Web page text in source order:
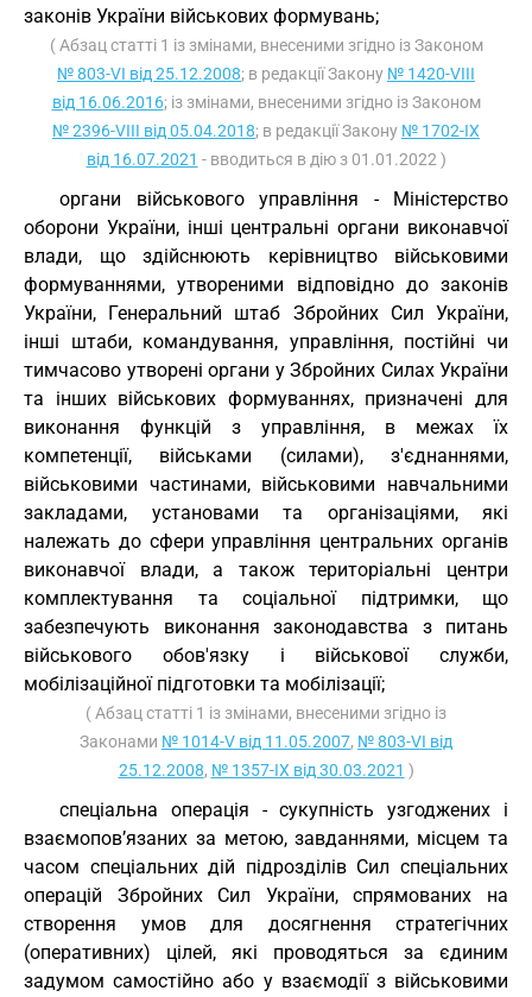
законів України військових формувань;
( Абзац статті 1 із змінами, внесеними згідно із Законом
№ 803-VI від 25.12.2008; в редакції Закону № 1420-VIII
від 16.06.2016; із змінами, внесеними згідно із Законом
№ 2396-VIII від 05.04.2018; в редакції Закону № 1702-IX
від 16.07.2021 - вводиться в дію з 01.01.2022 )
органи військового управління - Міністерство
оборони України, інші центральні органи виконавчої
влади, що здійснюють керівництво військовими
формуваннями, утвореними відповідно до законів
України, Генеральний штаб Збройних Сил України,
інші штаби, командування, управління, постійні чи
тимчасово утворені органи у Збройних Силах України
та інших військових формуваннях, призначені для
виконання функцій з управління, в межах їх
компетенції, військами (силами), з'єднаннями,
військовими частинами, військовими навчальними
закладами, установами та організаціями, які
належать до сфери управління центральних органів
виконавчої влади, а також територіальні центри
комплектування та соціальної підтримки, що
забезпечують виконання законодавства з питань
військового обов'язку і військової служби,
мобілізаційної підготовки та мобілізації;
( Абзац статті 1 із змінами, внесеними згідно із
Законами № 1014-V від 11.05.2007, № 803-VI від
25.12.2008, № 1357-IX від 30.03.2021 )
спеціальна операція - сукупність узгоджених і
взаємопов’язаних за метою, завданнями, місцем та
часом спеціальних дій підрозділів Сил спеціальних
операцій Збройних Сил України, спрямованих на
створення умов для досягнення стратегічних
(оперативних) цілей, які проводяться за єдиним
задумом самостійно або у взаємодії з військовими